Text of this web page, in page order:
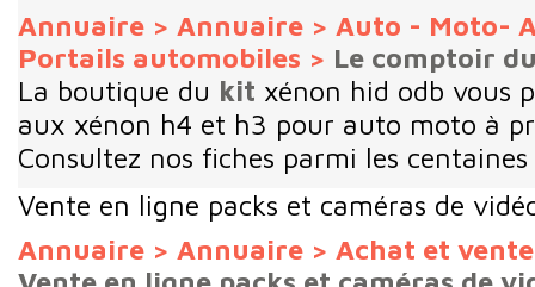
Annuaire > Annuaire > Auto - Moto-
Portails automobiles > Le comptoir
La boutique du kit xénon hid odb vous
aux xénon h4 et h3 pour auto moto à
Consultez nos fiches parmi les centaines
Vente en ligne packs et caméras de
Annuaire > Annuaire > Achat et